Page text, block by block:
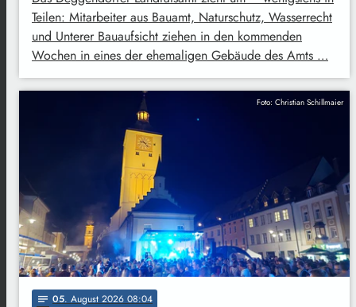
Teilen: Mitarbeiter aus Bauamt, Naturschutz, Wasserrecht
und Unterer Bauaufsicht ziehen in den kommenden
Wochen in eines der ehemaligen Gebäude des Amts …
Foto: Christian Schillmaier
notes 05. August 2026 08:04